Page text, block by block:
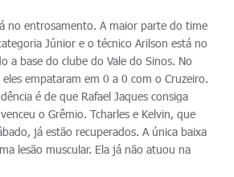
no entrosamento. A maior parte do time
Júnior e o técnico Arilson está no
a base do clube do Vale do Sinos. No
empataram em 0 a 0 com o Cruzeiro.
é de que Rafael Jaques consiga
o Grêmio. Tcharles e Kelvin, que
já estão recuperados. A única baixa
lesão muscular. Ela já não atuou na